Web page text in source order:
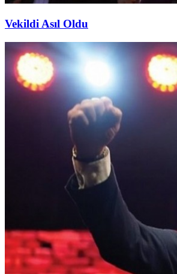
Vekildi Asıl Oldu